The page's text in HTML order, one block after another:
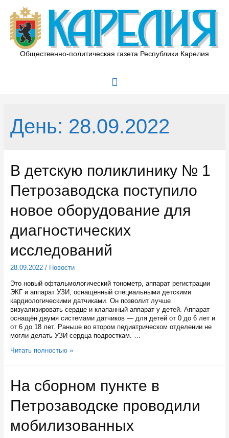
содержимому
Общественно-политическая газета Республики Карелия
Главное
День: 28.09.2022
В детскую поликлинику № 1
Петрозаводска поступило
новое оборудование для
диагностических
исследований
28.09.2022/ Новости
Это новый офтальмологический тонометр, аппарат регистрации
ЭКГ и аппарат УЗИ, оснащённый специальными детскими
кардиологическими датчиками. Он позволит лучше
визуализировать сердце и клапанный аппарат у детей. Аппарат
оснащён двумя системами датчиков — для детей от 0 до 6 лет и
от 6 до 18 лет. Раньше во втором педиатрическом отделении не
могли делать УЗИ сердца подросткам. …
В
1
Петрозаводска
поступило
новое
оборудование
для
Читать полностью »
На сборном пункте в
Петрозаводске проводили
мобилизованных